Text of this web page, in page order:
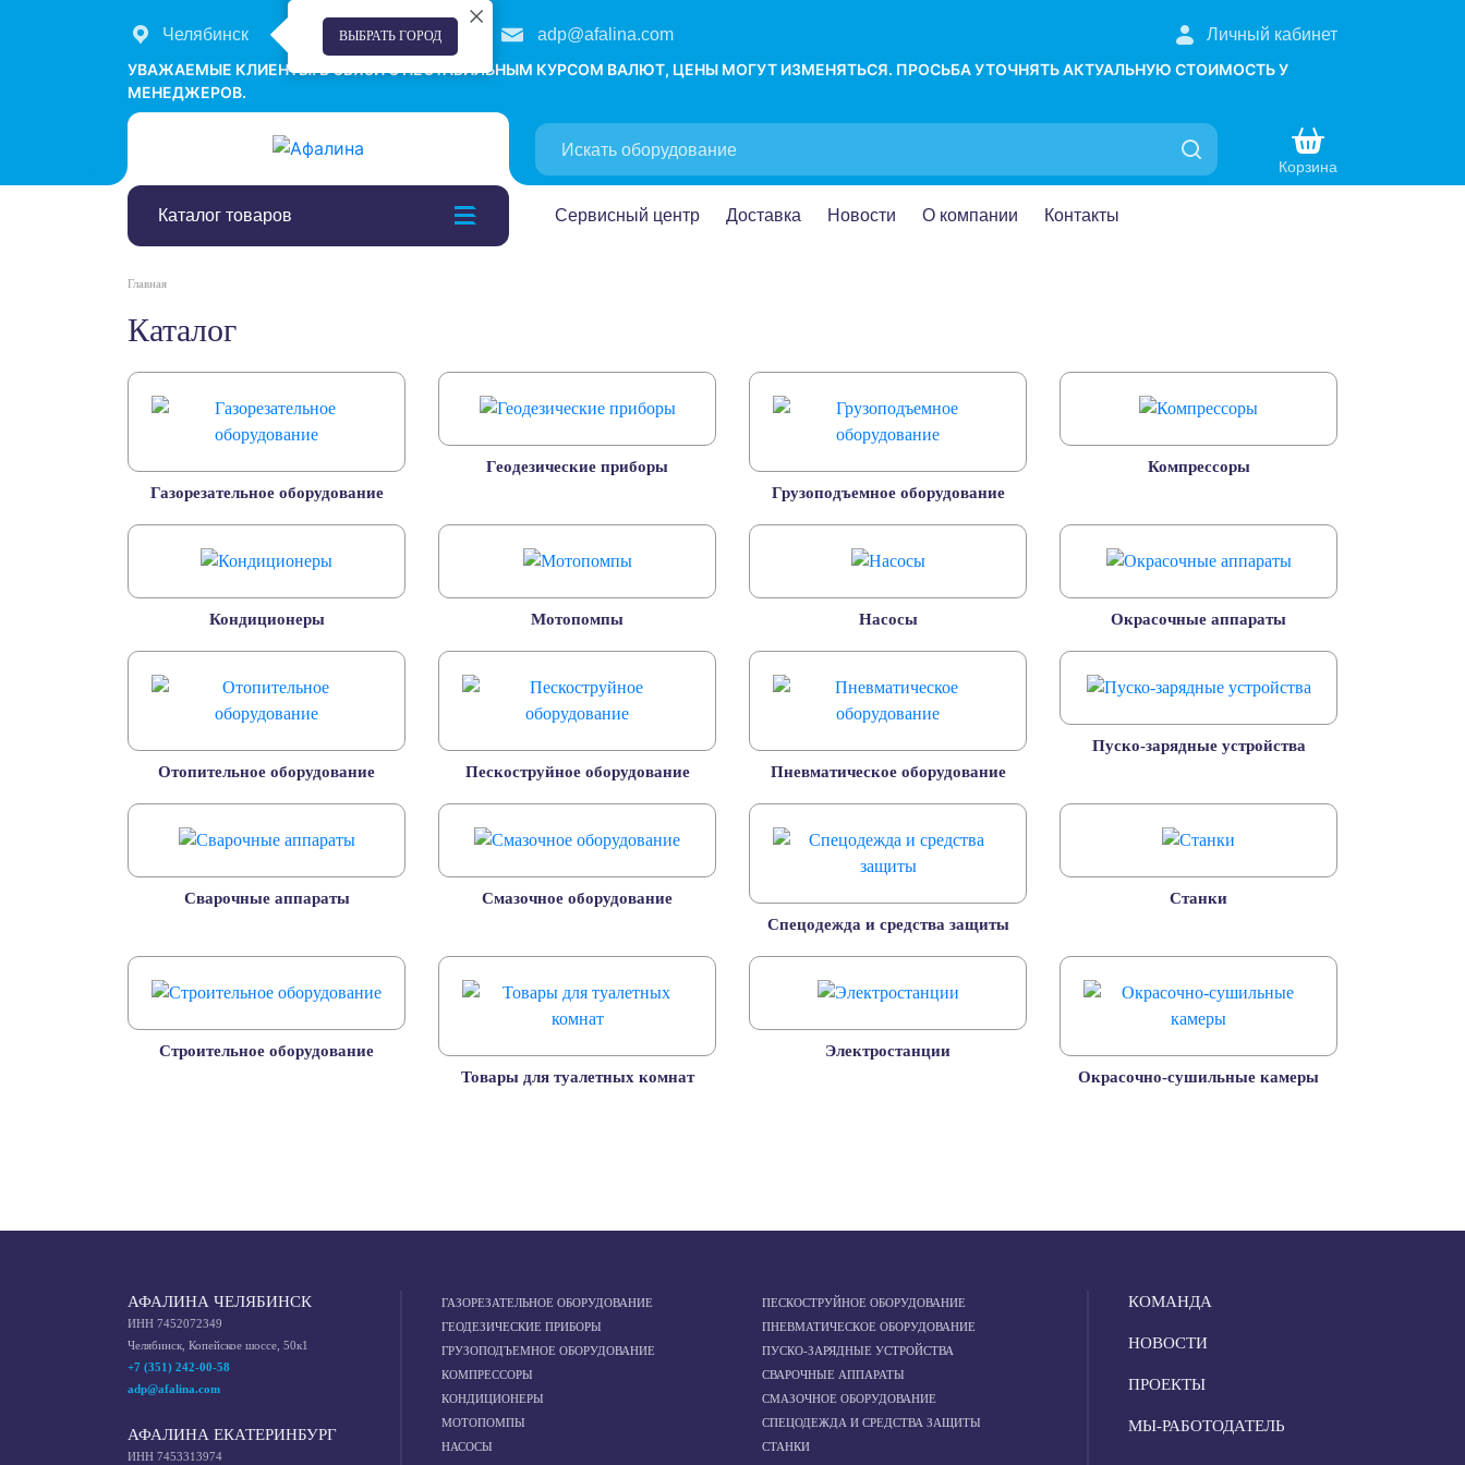
Челябинск ВЫБРАТЬ ГОРОД
+7 (351) 242-00-58 adp@afalina.com
Личный кабинет
УВАЖАЕМЫЕ КЛИЕНТЫ! В СВЯЗИ С НЕСТАБИЛЬНЫМ КУРСОМ ВАЛЮТ, ЦЕНЫ МОГУТ ИЗМЕНЯТЬСЯ. ПРОСЬБА УТОЧНЯТЬ АКТУАЛЬНУЮ СТОИМОСТЬ У
МЕНЕДЖЕРОВ.
Корзина
Каталог товаров Сервисный центр Доставка Новости О компании Контакты
Главная
Каталог
Газорезательное оборудование
Геодезические приборы
Грузоподъемное оборудование
Компрессоры
Кондиционеры Мотопомпы Насосы Окрасочные аппараты
Отопительное оборудование Пескоструйное оборудование Пневматическое оборудование
Пуско-зарядные устройства
Сварочные аппараты
Смазочное оборудование
Спецодежда и средства защиты
Станки
Строительное оборудование
Товары для туалетных комнат
Электростанции
Окрасочно-сушильные камеры
АФАЛИНА ЧЕЛЯБИНСК
ИНН 7452072349
Челябинск, Копейское шоссе, 50к1
+7 (351) 242-00-58
adp@afalina.com
АФАЛИНА ЕКАТЕРИНБУРГ
ИНН 7453313974
ГАЗОРЕЗАТЕЛЬНОЕ ОБОРУДОВАНИЕ
ГЕОДЕЗИЧЕСКИЕ ПРИБОРЫ
ГРУЗОПОДЪЕМНОЕ ОБОРУДОВАНИЕ
КОМПРЕССОРЫ
КОНДИЦИОНЕРЫ
МОТОПОМПЫ
НАСОСЫ
ПЕСКОСТРУЙНОЕ ОБОРУДОВАНИЕ
ПНЕВМАТИЧЕСКОЕ ОБОРУДОВАНИЕ
ПУСКО-ЗАРЯДНЫЕ УСТРОЙСТВА
СВАРОЧНЫЕ АППАРАТЫ
СМАЗОЧНОЕ ОБОРУДОВАНИЕ
СПЕЦОДЕЖДА И СРЕДСТВА ЗАЩИТЫ
СТАНКИ
КОМАНДА
НОВОСТИ
ПРОЕКТЫ
МЫ-РАБОТОДАТЕЛЬ